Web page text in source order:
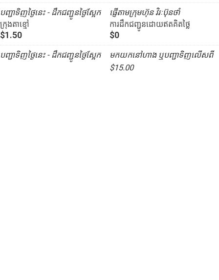
បញ្ជាទិញថ្ងៃនេះ - ដឹកជញ្ជូនថ្ងៃស្អែក
ក្រុងតាខ្មៅ
$1.50
បញ្ជាទិញថ្ងៃនេះ - ដឹកជញ្ជូនថ្ងៃស្អែក
ផ្ញើតាមក្រុមហ៊ុន វិរៈប៊ុនថាំ
ការដឹកជញ្ជូនដោយឥតគិតថ្លៃ
$0
មកយកនៅហាង ឬបញ្ជាទិញលើសពី
$15.00